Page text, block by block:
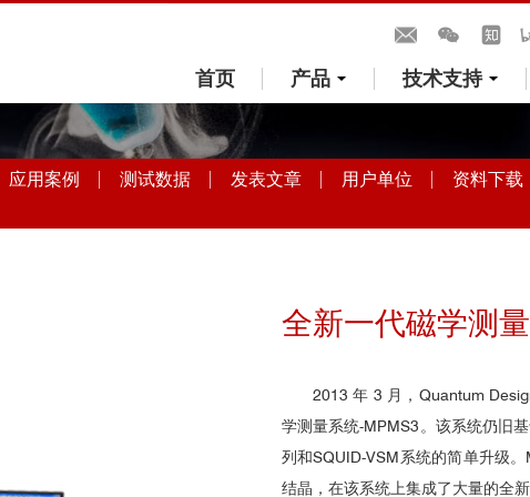
首页 产品 技术支持
应用案例 测试数据 发表文章 用户单位 资料下载
全新一代磁学测
2013 年 3 月，Quantum
学测量系统-MPMS3。该系统仍旧
列和SQUID-VSM系统的简单升级
结晶，在该系统上集成了大量的全